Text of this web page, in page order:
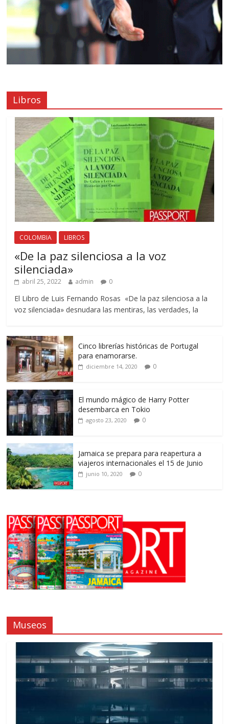
Libros
COLOMBIA LIBROS
«De la paz silenciosa a la voz
silenciada»
abril 25, 2022 admin 0
El Libro de Luis Fernando Rosas «De la paz silenciosa a la
voz silenciada» desnudara las mentiras, las verdades, la
Cinco librerías históricas de Portugal
para enamorarse.
diciembre 14, 2020 0
El mundo mágico de Harry Potter
desembarca en Tokio
agosto 23, 2020 0
Jamaica se prepara para reapertura a
viajeros internacionales el 15 de Junio
junio 10, 2020 0
Museos